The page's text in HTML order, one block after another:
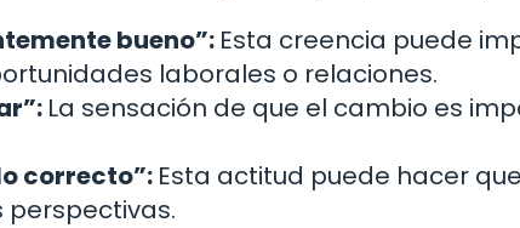
bueno”: Esta creencia puede
laborales o relaciones.
La sensación de que el cambio es
correcto”: Esta actitud puede hacer